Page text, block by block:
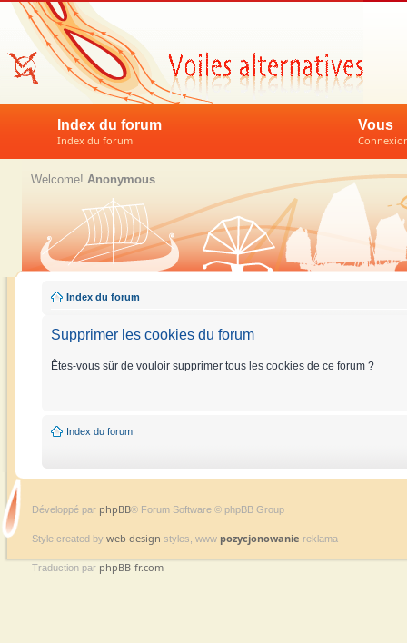
Index du forum
Index du forum
Vous
Welcome! Anonymous
Index du forum
Supprimer les cookies du forum
Êtes-vous sûr de vouloir supprimer tous les cookies de ce forum ?
Index du forum
Développé par phpBB® Forum Software © phpBB Group
Style created by web design styles, www pozycjonowanie reklama
Traduction par phpBB-fr.com